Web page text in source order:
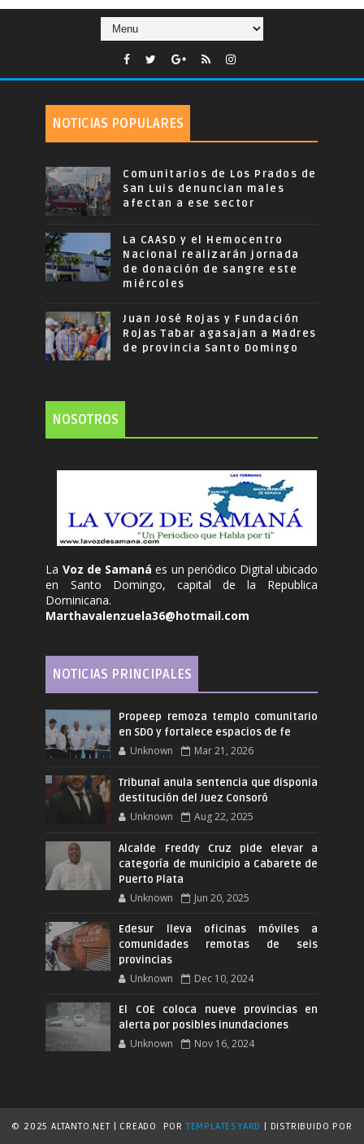
NOTICIAS POPULARES
Comunitarios de Los Prados de
San Luis denuncian males
afectan a ese sector
La CAASD y el Hemocentro
Nacional realizarán jornada
de donación de sangre este
miércoles
Juan José Rojas y Fundación
Rojas Tabar agasajan a Madres
de provincia Santo Domingo
NOSOTROS
La Voz de Samanáes un periódico Digital ubicado
en Santo Domingo, capital de la Republica
Dominicana.
Marthavalenzuela36@hotmail.com
NOTICIAS PRINCIPALES
Propeep remoza templo comunitario
en SDO y fortalece espacios de fe
Unknown Mar 21, 2026
Tribunal anula sentencia que disponia
destitución del Juez Consoró
Unknown Aug 22, 2025
Alcalde Freddy Cruz pide elevar a
categoría de municipio a Cabarete de
Puerto Plata
Unknown Jun 20, 2025
Edesur lleva oficinas móviles a
comunidades remotas de seis
provincias
Unknown Dec 10, 2024
El COE coloca nueve provincias en
alerta por posibles inundaciones
Unknown Nov 16, 2024
© 2025 ALTANTO.NET | CREADO PORTEMPLATESYARD | DISTRIBUIDO POR